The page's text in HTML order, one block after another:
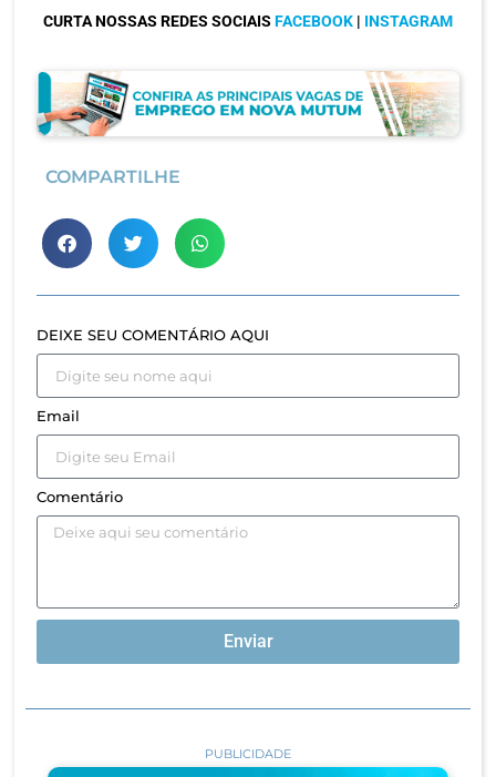
CURTA NOSSAS REDES SOCIAIS FACEBOOK | INSTAGRAM
COMPARTILHE
DEIXE SEU COMENTÁRIO AQUI
Email
Comentário
Enviar
PUBLICIDADE